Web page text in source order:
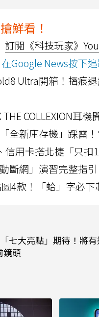
鮮看！
訂閱《科技玩家》
Google News按下
Ultra開箱！摺痕
THE COLLEXION耳
全新庫存機」踩雷
信用卡搭北捷「只
斷網」演習完整指
4款！「蛤」字必
七大亮點」期待！將
鏡頭